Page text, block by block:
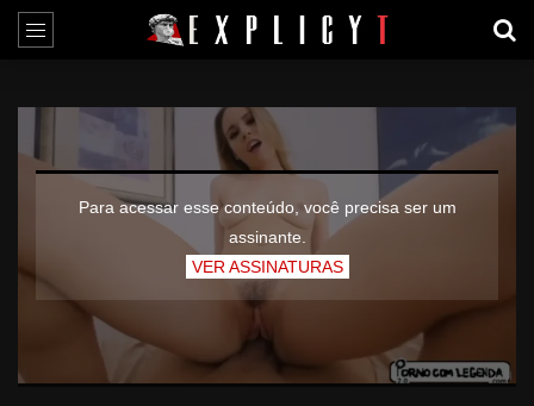
Para acessar esse conteúdo, você precisa ser um
assinante.
VER ASSINATURAS